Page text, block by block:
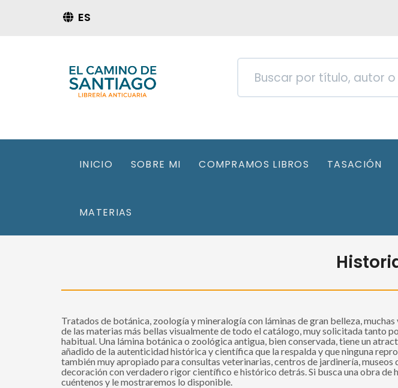
ES
INICIO SOBRE MI COMPRAMOS LIBROS TASACIÓN
MATERIAS
Tratados de botánica, zoología y mineralogía con láminas de gran belleza,
de las materias más bellas visualmente de todo el catálogo, muy solicitada tanto
habitual. Una lámina botánica o zoológica antigua, bien conservada, tiene un
añadido de la autenticidad histórica y científica que la respalda y que ninguna
también muy apropiado para consultas veterinarias, centros de jardinería,
decoración con verdadero rigor científico e histórico detrás. Si busca una obra de
cuéntenos y le mostraremos lo disponible.